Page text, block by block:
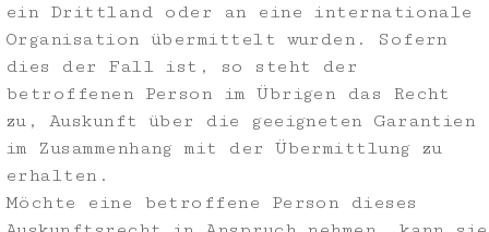
ein Drittland oder an eine internationale
Organisation übermittelt wurden. Sofern
dies der Fall ist, so steht der
betroffenen Person im Übrigen das Recht
zu, Auskunft über die geeigneten Garantien
im Zusammenhang mit der Übermittlung zu
erhalten.
Möchte eine betroffene Person dieses